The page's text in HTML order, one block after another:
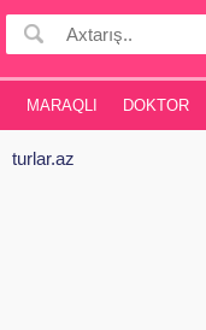
MARAQLI DOKTOR
turlar.az